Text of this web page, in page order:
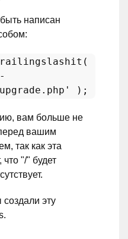
написан
);
вам больше не
вашим
так как эта
что "/" будет
эту